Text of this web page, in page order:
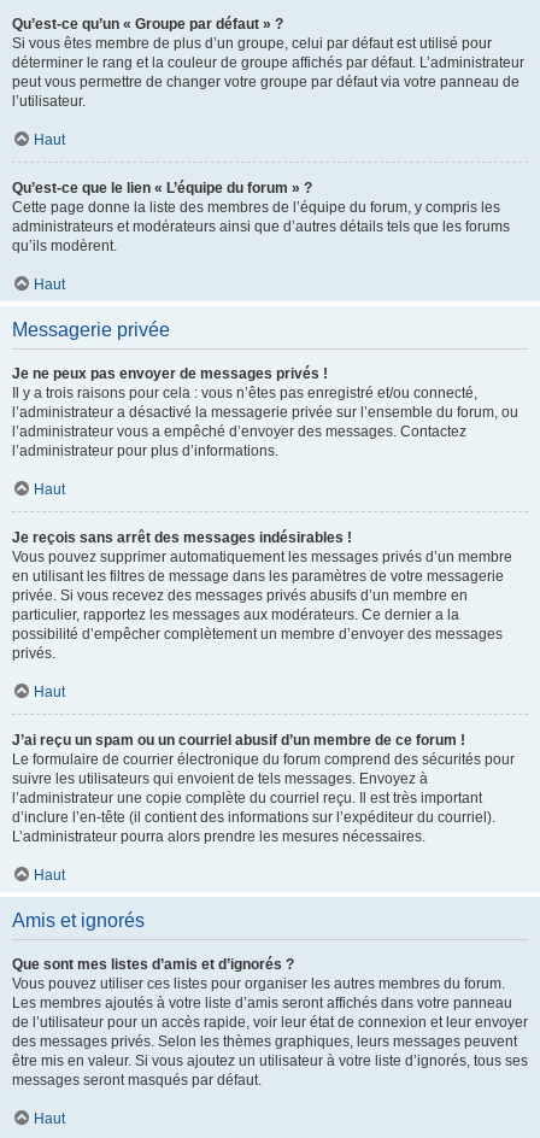
Qu’est-ce qu’un « Groupe par défaut » ?
Si vous êtes membre de plus d’un groupe, celui par défaut est utilisé pour
déterminer le rang et la couleur de groupe affichés par défaut. L’administrateur
peut vous permettre de changer votre groupe par défaut via votre panneau de
l’utilisateur.
Haut
Qu’est-ce que le lien « L’équipe du forum » ?
Cette page donne la liste des membres de l’équipe du forum, y compris les
administrateurs et modérateurs ainsi que d’autres détails tels que les forums
qu’ils modèrent.
Haut
Messagerie privée
Je ne peux pas envoyer de messages privés !
Il y a trois raisons pour cela : vous n’êtes pas enregistré et/ou connecté,
l’administrateur a désactivé la messagerie privée sur l’ensemble du forum, ou
l’administrateur vous a empêché d’envoyer des messages. Contactez
l’administrateur pour plus d’informations.
Haut
Je reçois sans arrêt des messages indésirables !
Vous pouvez supprimer automatiquement les messages privés d’un membre
en utilisant les filtres de message dans les paramètres de votre messagerie
privée. Si vous recevez des messages privés abusifs d’un membre en
particulier, rapportez les messages aux modérateurs. Ce dernier a la
possibilité d’empêcher complètement un membre d’envoyer des messages
privés.
Haut
J’ai reçu un spam ou un courriel abusif d’un membre de ce forum !
Le formulaire de courrier électronique du forum comprend des sécurités pour
suivre les utilisateurs qui envoient de tels messages. Envoyez à
l’administrateur une copie complète du courriel reçu. Il est très important
d’inclure l’en-tête (il contient des informations sur l’expéditeur du courriel).
L’administrateur pourra alors prendre les mesures nécessaires.
Haut
Amis et ignorés
Que sont mes listes d’amis et d’ignorés ?
Vous pouvez utiliser ces listes pour organiser les autres membres du forum.
Les membres ajoutés à votre liste d’amis seront affichés dans votre panneau
de l’utilisateur pour un accès rapide, voir leur état de connexion et leur envoyer
des messages privés. Selon les thèmes graphiques, leurs messages peuvent
être mis en valeur. Si vous ajoutez un utilisateur à votre liste d’ignorés, tous ses
messages seront masqués par défaut.
Haut